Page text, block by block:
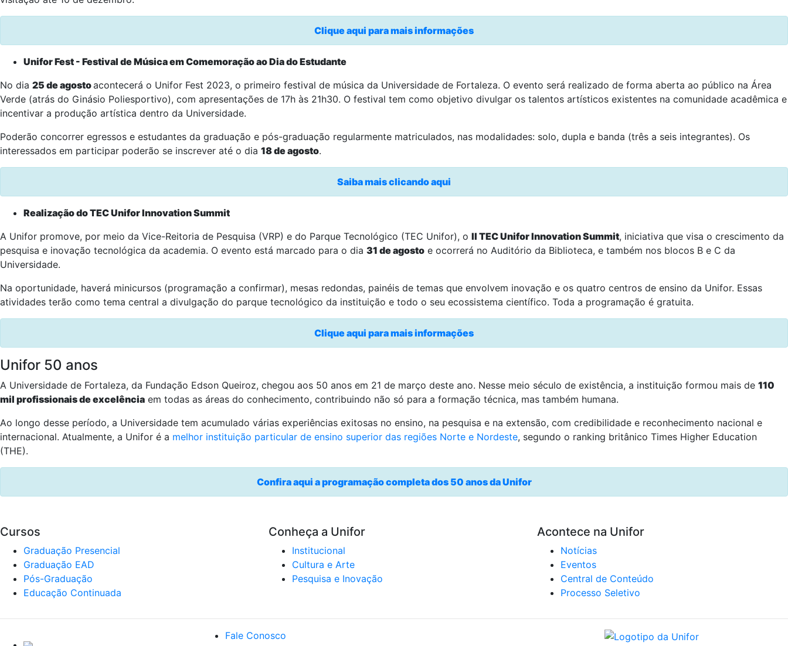
Clique aqui para mais informações
Unifor Fest - Festival de Música em Comemoração ao Dia do Estudante
No dia 25 de agostoacontecerá o Unifor Fest 2023, o primeiro festival de música da Universidade de Fortaleza. O evento será realizado de forma aberta ao público na Área
Verde (atrás do Ginásio Poliesportivo), com apresentações de 17h às 21h30. O festival tem como objetivo divulgar os talentos artísticos existentes na comunidade acadêmica e
incentivar a produção artística dentro da Universidade.
Poderão concorrer egressos e estudantes da graduação e pós-graduação regularmente matriculados, nas modalidades: solo, dupla e banda (três a seis integrantes). Os
interessados em participar poderão se inscrever até o dia 18 de agosto.
Saiba mais clicando aqui
Realização do TEC Unifor Innovation Summit
A Unifor promove, por meio da Vice-Reitoria de Pesquisa (VRP) e do Parque Tecnológico (TEC Unifor), o II TEC Unifor Innovation Summit, iniciativa que visa o crescimento da
pesquisa e inovação tecnológica da academia. O evento está marcado para o dia 31 de agosto e ocorrerá no Auditório da Biblioteca, e também nos blocos B e C da
Universidade.
Na oportunidade, haverá minicursos (programação a confirmar), mesas redondas, painéis de temas que envolvem inovação e os quatro centros de ensino da Unifor. Essas
atividades terão como tema central a divulgação do parque tecnológico da instituição e todo o seu ecossistema científico. Toda a programação é gratuita.
Clique aqui para mais informações
Unifor 50 anos
A Universidade de Fortaleza, da Fundação Edson Queiroz, chegou aos 50 anos em 21 de março deste ano. Nesse meio século de existência, a instituição formou mais de 110
mil profissionais de excelência em todas as áreas do conhecimento, contribuindo não só para a formação técnica, mas também humana.
Ao longo desse período, a Universidade tem acumulado várias experiências exitosas no ensino, na pesquisa e na extensão, com credibilidade e reconhecimento nacional e
internacional. Atualmente, a Unifor é a melhor instituição particular de ensino superior das regiões Norte e Nordeste, segundo o ranking britânico Times Higher Education
(THE).
Confira aqui a programação completa dos 50 anos da Unifor
Cursos
Graduação Presencial
Graduação EAD
Pós-Graduação
Educação Continuada
Conheça a Unifor
Institucional
Cultura e Arte
Pesquisa e Inovação
Acontece na Unifor
Notícias
Eventos
Central de Conteúdo
Processo Seletivo
Fale Conosco